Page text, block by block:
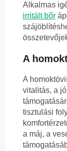
Alkalmas
irritált bőr
A
A
vitalitás, a
tisztulási
a máj, a